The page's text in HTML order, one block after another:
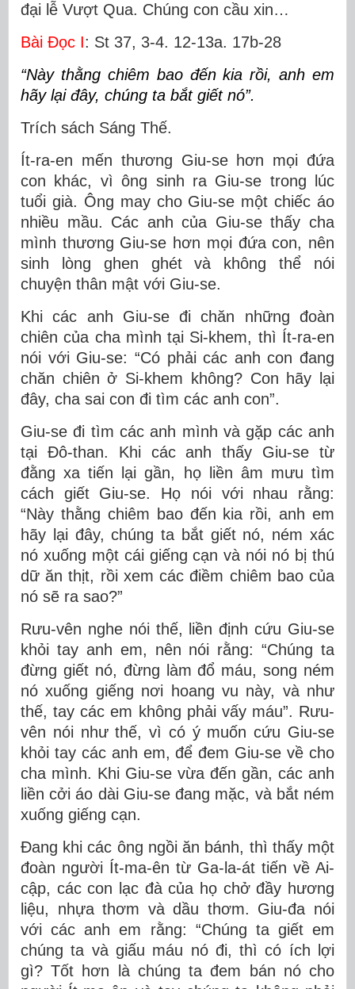
đại lễ Vượt Qua. Chúng con cầu xin…
Bài Ðọc I: St 37, 3-4. 12-13a. 17b-28
“Này thằng chiêm bao đến kia rồi, anh em
hãy lại đây, chúng ta bắt giết nó”.
Trích sách Sáng Thế.
Ít-ra-en mến thương Giu-se hơn mọi đứa
con khác, vì ông sinh ra Giu-se trong lúc
tuổi già. Ông may cho Giu-se một chiếc áo
nhiều mầu. Các anh của Giu-se thấy cha
mình thương Giu-se hơn mọi đứa con, nên
sinh lòng ghen ghét và không thể nói
chuyện thân mật với Giu-se.
Khi các anh Giu-se đi chăn những đoàn
chiên của cha mình tại Si-khem, thì Ít-ra-en
nói với Giu-se: “Có phải các anh con đang
chăn chiên ở Si-khem không? Con hãy lại
đây, cha sai con đi tìm các anh con”.
Giu-se đi tìm các anh mình và gặp các anh
tại Ðô-than. Khi các anh thấy Giu-se từ
đằng xa tiến lại gần, họ liền âm mưu tìm
cách giết Giu-se. Họ nói với nhau rằng:
“Này thằng chiêm bao đến kia rồi, anh em
hãy lại đây, chúng ta bắt giết nó, ném xác
nó xuống một cái giếng cạn và nói nó bị thú
dữ ăn thịt, rồi xem các điềm chiêm bao của
nó sẽ ra sao?”
Rưu-vên nghe nói thế, liền định cứu Giu-se
khỏi tay anh em, nên nói rằng: “Chúng ta
đừng giết nó, đừng làm đổ máu, song ném
nó xuống giếng nơi hoang vu này, và như
thế, tay các em không phải vấy máu”. Rưu-
vên nói như thế, vì có ý muốn cứu Giu-se
khỏi tay các anh em, để đem Giu-se về cho
cha mình. Khi Giu-se vừa đến gần, các anh
liền cởi áo dài Giu-se đang mặc, và bắt ném
xuống giếng cạn.
Ðang khi các ông ngồi ăn bánh, thì thấy một
đoàn người Ít-ma-ên từ Ga-la-át tiến về Ai-
cập, các con lạc đà của họ chở đầy hương
liệu, nhựa thơm và dầu thơm. Giu-đa nói
với các anh em rằng: “Chúng ta giết em
chúng ta và giấu máu nó đi, thì có ích lợi
gì? Tốt hơn là chúng ta đem bán nó cho